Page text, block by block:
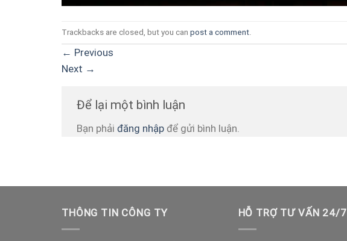
Trackbacks are closed, but you can post a comment
← Previous
Next →
Để lại một bình luận
Bạn phải đăng nhập để gửi bình luận.
THÔNG TIN CÔNG TY HỖ TRỢ TƯ VẤN 24/7